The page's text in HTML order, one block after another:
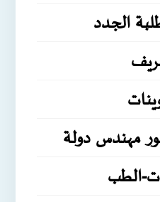
الجدد
مهندس دولة
الطب